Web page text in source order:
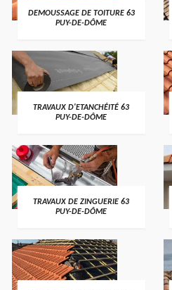
DEMOUSSAGE DE TOITURE 63
PUY-DE-DÔME
TRAVAUX D'ETANCHÉITÉ 63
PUY-DE-DÔME
TRAVAUX DE ZINGUERIE 63
PUY-DE-DÔME